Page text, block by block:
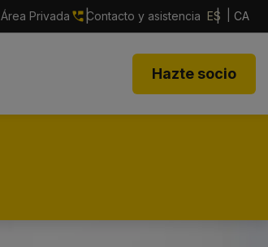
Área Privada Contacto y asistencia ES CA
Hazte socio